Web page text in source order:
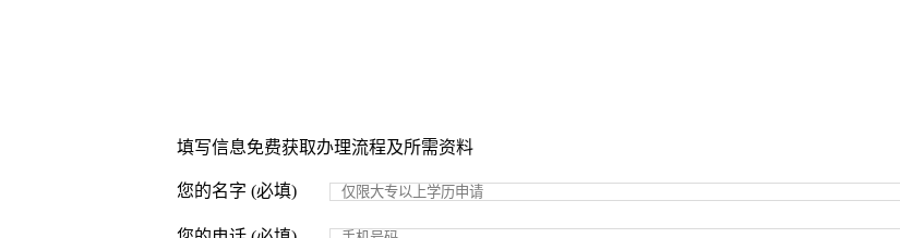
填写信息免费获取办理流程及所需资料
您的名字 (必填)